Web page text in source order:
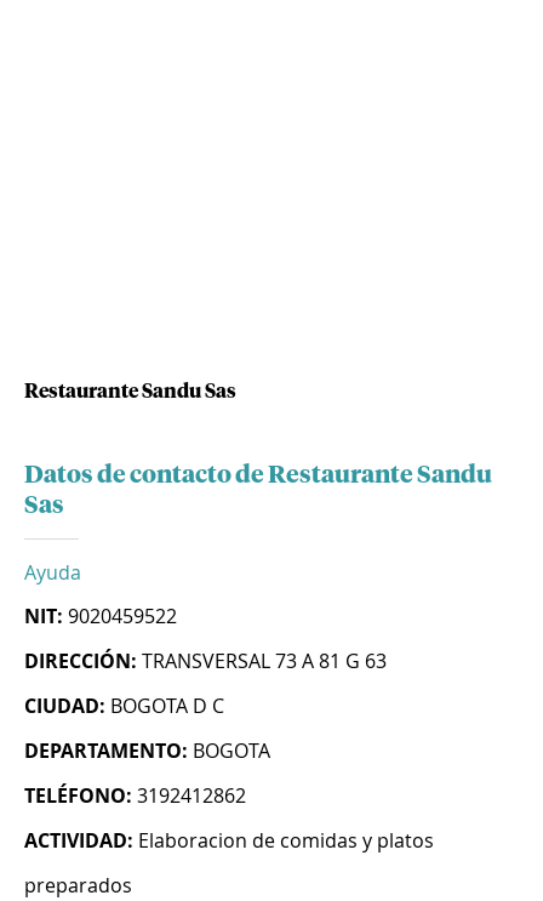
Restaurante Sandu Sas
Datos de contacto de Restaurante Sandu
Sas
Ayuda
NIT: 9020459522
DIRECCIÓN: TRANSVERSAL 73 A 81 G 63
CIUDAD: BOGOTA D C
DEPARTAMENTO: BOGOTA
TELÉFONO: 3192412862
ACTIVIDAD: Elaboracion de comidas y platos
preparados